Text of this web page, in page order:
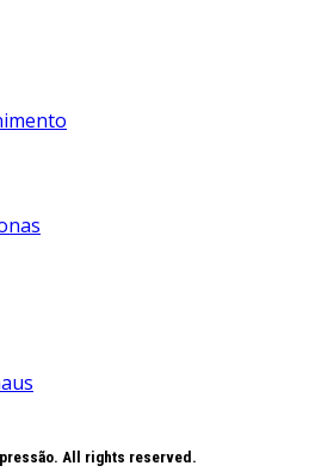
All rights reserved.